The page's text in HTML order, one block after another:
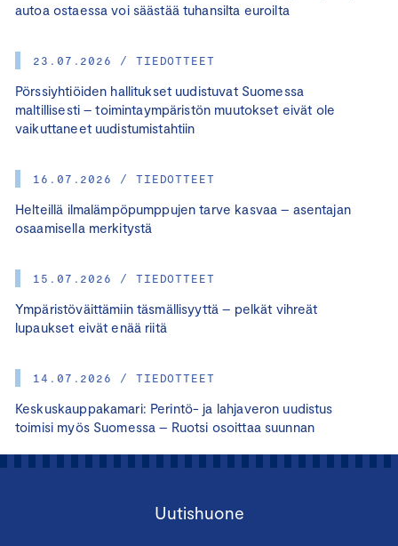
autoa ostaessa voi säästää tuhansilta euroilta
23.07.2026 / TIEDOTTEET
Pörssiyhtiöiden hallitukset uudistuvat Suomessa
maltillisesti – toimintaympäristön muutokset eivät ole
vaikuttaneet uudistumistahtiin
16.07.2026 / TIEDOTTEET
Helteillä ilmalämpöpumppujen tarve kasvaa – asentajan
osaamisella merkitystä
15.07.2026 / TIEDOTTEET
Ympäristöväittämiin täsmällisyyttä – pelkät vihreät
lupaukset eivät enää riitä
14.07.2026 / TIEDOTTEET
Keskuskauppakamari: Perintö- ja lahjaveron uudistus
toimisi myös Suomessa – Ruotsi osoittaa suunnan
Uutishuone